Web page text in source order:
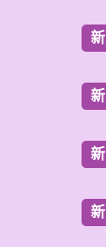
新
新
新
新